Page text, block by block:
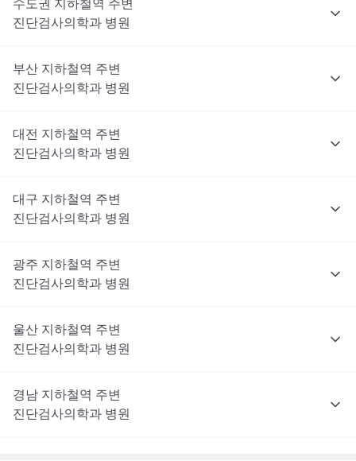
수도권 지하철역 주변
진단검사의학과 병원
부산 지하철역 주변
진단검사의학과 병원
대전 지하철역 주변
진단검사의학과 병원
대구 지하철역 주변
진단검사의학과 병원
광주 지하철역 주변
진단검사의학과 병원
울산 지하철역 주변
진단검사의학과 병원
경남 지하철역 주변
진단검사의학과 병원